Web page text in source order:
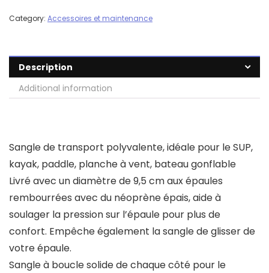
Category: Accessoires et maintenance
Description
Additional information
Sangle de transport polyvalente, idéale pour le SUP,
kayak, paddle, planche à vent, bateau gonflable
Livré avec un diamètre de 9,5 cm aux épaules
rembourrées avec du néoprène épais, aide à
soulager la pression sur l’épaule pour plus de
confort. Empêche également la sangle de glisser de
votre épaule.
Sangle à boucle solide de chaque côté pour le